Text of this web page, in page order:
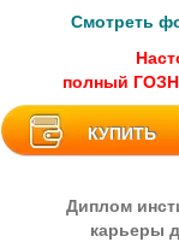
Смотреть
полный
КУПИТЬ
Диплом
карьеры